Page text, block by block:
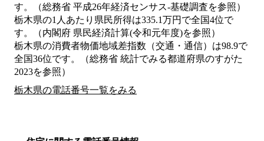
す。（総務省 平成26年経済センサス‐基礎調査を参照）
栃木県の1人あたり県民所得は335.1万円で全国4位で
す。（内閣府 県民経済計算(令和元年度)を参照）
栃木県の消費者物価地域差指数（交通・通信）は98.9で
全国36位です。（総務省 統計でみる都道府県のすがた
2023を参照）
栃木県の電話番号一覧をみる